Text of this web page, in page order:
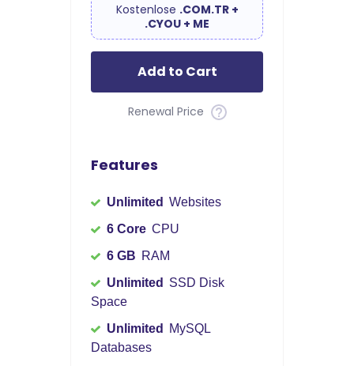
Kostenlose .COM.TR +
.CYOU + ME
Add to Cart
Renewal Price
Features
Unlimited Websites
6 Core CPU
6 GB RAM
Unlimited
SSD Disk
Space
Unlimited
MySQL
Databases